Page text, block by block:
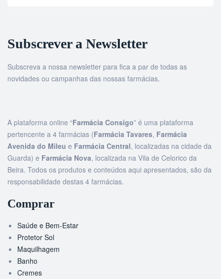
Subscrever a Newsletter
Subscreva a nossa newsletter para fica a par de todas as
novidades ou campanhas das nossas farmácias.
A plataforma online “Farmácia Consigo” é uma plataforma
pertencente a 4 farmácias (Farmácia Tavares, Farmácia
Avenida do Mileu e Farmácia Central, localizadas na cidade da
Guarda) e Farmácia Nova, localizada na Vila de Celorico da
Beira. Todos os produtos e conteúdos aqui apresentados, são da
responsabilidade destas 4 farmácias.
Comprar
Saúde e Bem-Estar
Protetor Sol
Maquilhagem
Banho
Cremes